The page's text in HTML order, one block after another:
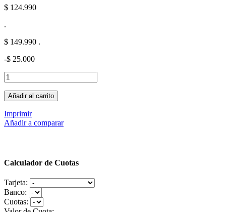
$ 124.990
.
$ 149.990 .
-$ 25.000
Añadir al carrito
Imprimir
Añadir a comparar
Calculador de Cuotas
Tarjeta:
Banco:
Cuotas: